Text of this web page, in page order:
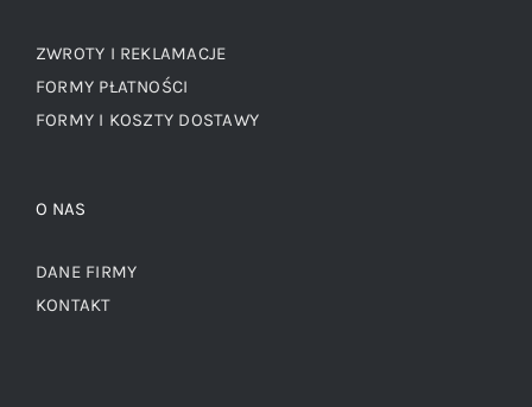
ZWROTY I REKLAMACJE
FORMY PŁATNOŚCI
FORMY I KOSZTY DOSTAWY
O NAS
DANE FIRMY
KONTAKT